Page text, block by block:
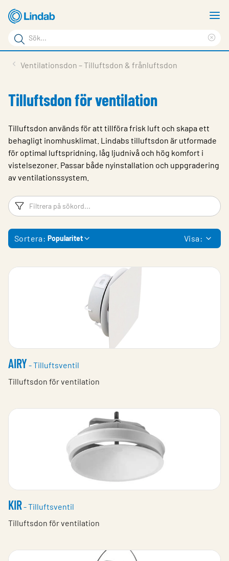
Hoppa
till
huvudinnehållet
Sökord
Sök
på
Service & Support
Om Lindab
Kontakt
Choose languge
Ventilationsdon – Tilluftsdon & frånluftsdon
Tilluftsdon för ventilation
Tilluftsdon används för att tillföra frisk luft och skapa ett
behagligt inomhusklimat. Lindabs tilluftsdon är utformade
för optimal luftspridning, låg ljudnivå och hög komfort i
vistelsezoner. Passar både nyinstallation och uppgradering
av ventilationssystem.
Filtreringsord
Sortera: Popularitet Visa:
AIRY- Tilluftsventil
Tilluftsdon för ventilation
KIR- Tilluftsventil
Tilluftsdon för ventilation